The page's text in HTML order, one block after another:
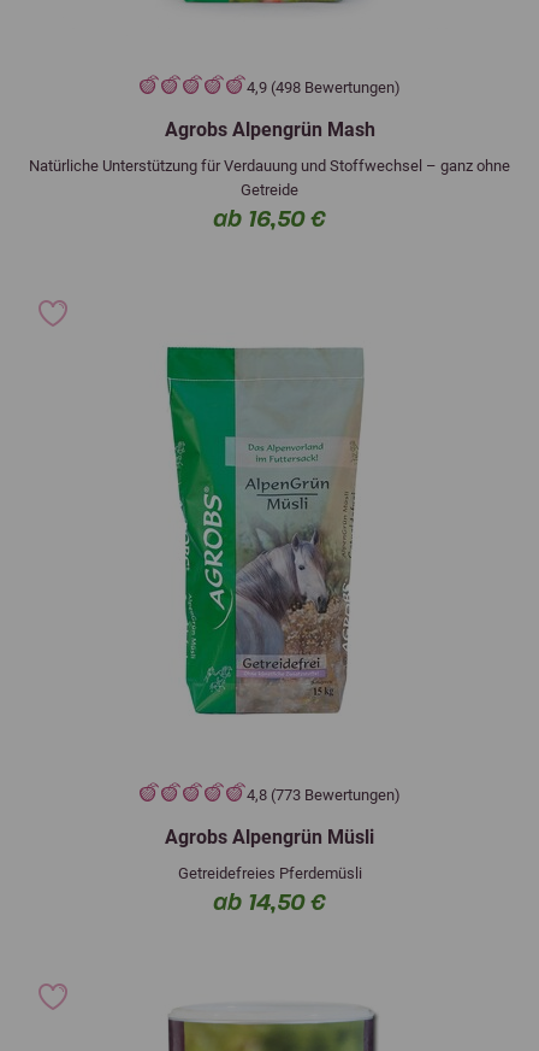
4,9 (498 Bewertungen)
Agrobs Alpengrün Mash
Natürliche Unterstützung für Verdauung und Stoffwechsel – ganz ohne
Getreide
ab 16,50 €
4,8 (773 Bewertungen)
Agrobs Alpengrün Müsli
Getreidefreies Pferdemüsli
ab 14,50 €